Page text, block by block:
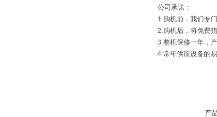
公司承诺：
1.购机前，我们专
2.购机后，将免费
3.整机保修一年，
4.常年供应设备的
产